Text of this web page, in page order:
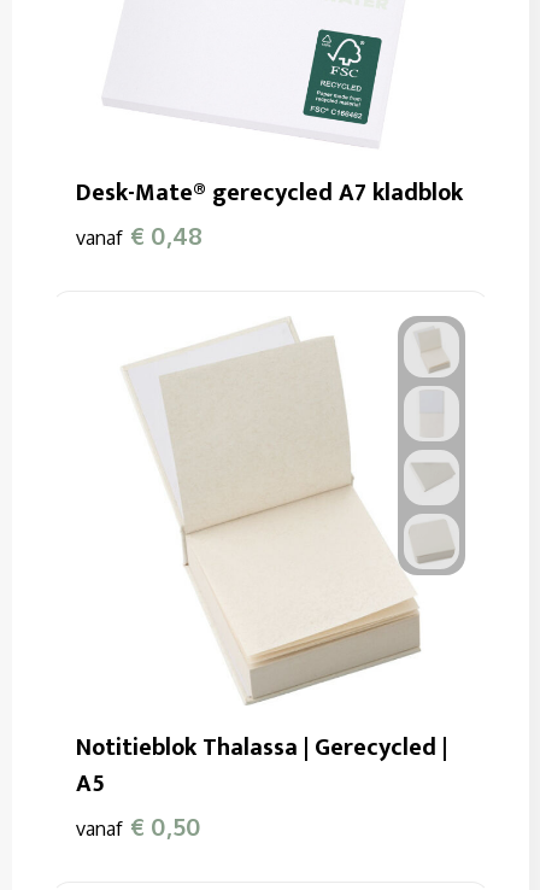
Desk-Mate® gerecycled A7 kladblok
vanaf € 0,48
Notitieblok Thalassa | Gerecycled |
A5
vanaf € 0,50